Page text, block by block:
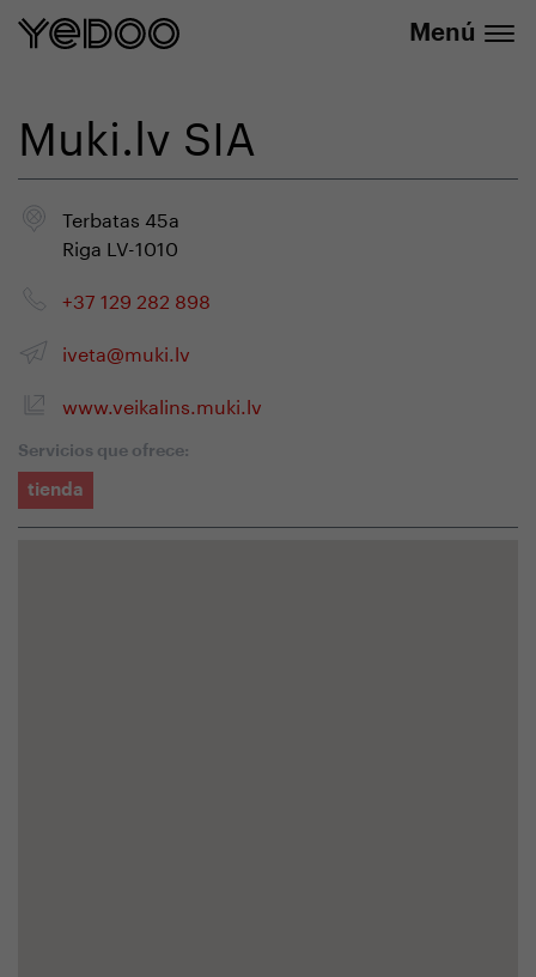
Menú
Muki.lv SIA
Terbatas 45a
Riga LV-1010
+37 129 282 898
iveta@muki.lv
www.veikalins.muki.lv
Servicios que ofrece:
tienda